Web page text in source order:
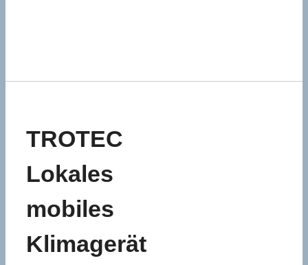
TROTEC
Lokales
mobiles
Klimagerät